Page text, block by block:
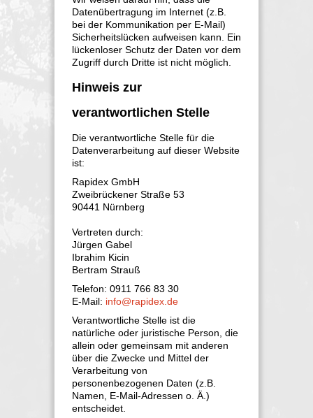
Datenübertragung im Internet (z.B.
bei der Kommunikation per E-Mail)
Sicherheitslücken aufweisen kann. Ein
lückenloser Schutz der Daten vor dem
Zugriff durch Dritte ist nicht möglich.
Hinweis zur
verantwortlichen Stelle
Die verantwortliche Stelle für die
Datenverarbeitung auf dieser Website
ist:
Rapidex GmbH
Zweibrückener Straße 53
90441 Nürnberg
Vertreten durch:
Jürgen Gabel
Ibrahim Kicin
Bertram Strauß
Telefon: 0911 766 83 30
E-Mail: info@rapidex.de
Verantwortliche Stelle ist die
natürliche oder juristische Person, die
allein oder gemeinsam mit anderen
über die Zwecke und Mittel der
Verarbeitung von
personenbezogenen Daten (z.B.
Namen, E-Mail-Adressen o. Ä.)
entscheidet.